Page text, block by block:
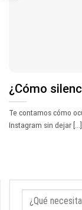
¿Cómo
Te contamos cómo
Instagram sin dejar [...]